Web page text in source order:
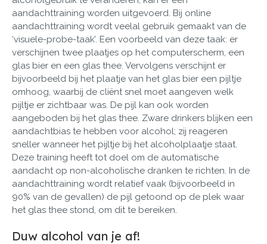
aandachttraining worden uitgevoerd. Bij online
aandachttraining wordt veelal gebruik gemaakt van de
‘visuele-probe-taak’. Een voorbeeld van deze taak: er
verschijnen twee plaatjes op het computerscherm, een
glas bier en een glas thee. Vervolgens verschijnt er
bijvoorbeeld bij het plaatje van het glas bier een pijltje
omhoog, waarbij de cliënt snel moet aangeven welk
pijltje er zichtbaar was. De pijl kan ook worden
aangeboden bij het glas thee. Zware drinkers blijken een
aandachtbias te hebben voor alcohol; zij reageren
sneller wanneer het pijltje bij het alcoholplaatje staat.
Deze training heeft tot doel om de automatische
aandacht op non-alcoholische dranken te richten. In de
aandachttraining wordt relatief vaak (bijvoorbeeld in
90% van de gevallen) de pijl getoond op de plek waar
het glas thee stond, om dit te bereiken.
Duw alcohol van je af!